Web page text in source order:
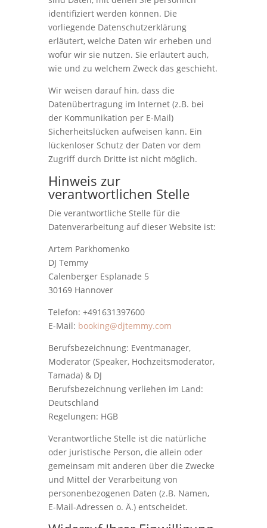
identifiziert werden können. Die
vorliegende Datenschutzerklärung
erläutert, welche Daten wir erheben und
wofür wir sie nutzen. Sie erläutert auch,
wie und zu welchem Zweck das geschieht.
Wir weisen darauf hin, dass die
Datenübertragung im Internet (z.B. bei
der Kommunikation per E-Mail)
Sicherheitslücken aufweisen kann. Ein
lückenloser Schutz der Daten vor dem
Zugriff durch Dritte ist nicht möglich.
Hinweis zur
verantwortlichen Stelle
Die verantwortliche Stelle für die
Datenverarbeitung auf dieser Website ist:
Artem Parkhomenko
DJ Temmy
Calenberger Esplanade 5
30169 Hannover
Telefon: +491631397600
E-Mail: booking@djtemmy.com
Berufsbezeichnung: Eventmanager,
Moderator (Speaker, Hochzeitsmoderator,
Tamada) & DJ
Berufsbezeichnung verliehen im Land:
Deutschland
Regelungen: HGB
Verantwortliche Stelle ist die natürliche
oder juristische Person, die allein oder
gemeinsam mit anderen über die Zwecke
und Mittel der Verarbeitung von
personenbezogenen Daten (z.B. Namen,
E-Mail-Adressen o. Ä.) entscheidet.